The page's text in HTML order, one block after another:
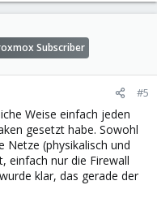
Subscriber
#5
Weise einfach jeden
gesetzt habe. Sowohl
Netze (physikalisch und
einfach nur die Firewall
klar, das gerade der